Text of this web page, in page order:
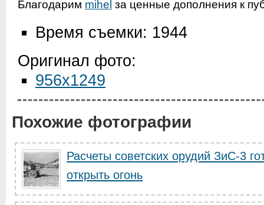
Благодарим mihel за ценные дополнения к
Время съемки: 1944
Оригинал фото:
956x1249
Похожие фотографии
Расчеты советских орудий ЗиС-3
открыть огонь